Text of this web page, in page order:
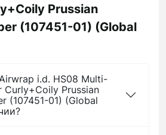
Prussian
(107451-01) (Global
i.d. HS08 Multi-
Curly+Coily Prussian
(107451-01) (Global